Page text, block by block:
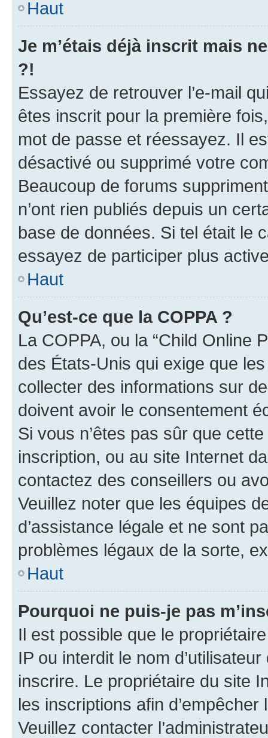
Haut
Je m’étais déjà inscrit mais
?!
Essayez de retrouver l’e-mail
êtes inscrit pour la première
mot de passe et réessayez. Il
désactivé ou supprimé votre
Beaucoup de forums
n’ont rien publiés depuis un
base de données. Si tel était le
essayez de participer plus
Haut
Qu’est-ce que la COPPA ?
La COPPA, ou la “Child Online
des États-Unis qui exige que
collecter des informations sur
doivent avoir le consentement
Si vous n’êtes pas sûr que
inscription, ou au site Internet
contactez des conseillers ou
Veuillez noter que les équipes
d’assistance légale et ne sont
problèmes légaux de la sorte,
Haut
Pourquoi ne puis-je pas
Il est possible que le
IP ou interdit le nom
inscrire. Le propriétaire du site
les inscriptions afin
Veuillez contacter